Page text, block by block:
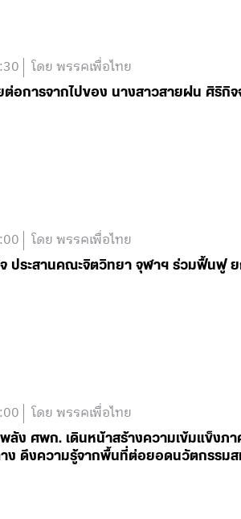
โดย พรรคเพื่อไทย
อการจากไปของ นางสาวสายฝน ศิริกิจ
โดย พรรคเพื่อไทย
จ ประสานคณะจิตวิทยา จุฬาฯ ร่วมฟื้นฟู
โดย พรรคเพื่อไทย
พลัง ศพก. เดินหน้าสร้างความเข้มแข็งภ
าง ดึงความรู้จากพื้นที่ต่อยอดนวัตกรรมส